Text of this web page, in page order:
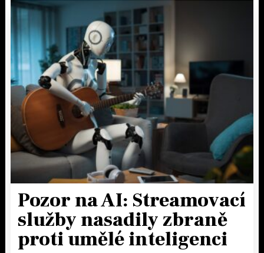
Pozor na AI: Streamovací
služby nasadily zbraně
proti umělé inteligenci